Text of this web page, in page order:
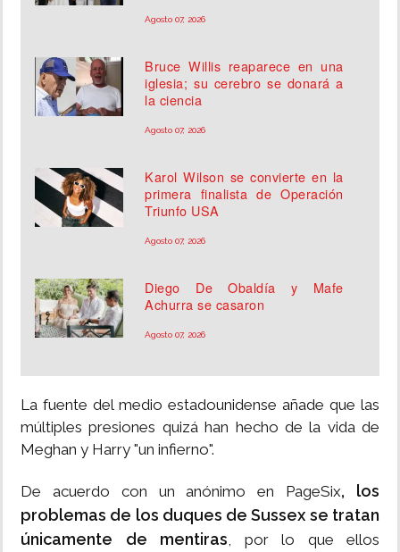
Agosto 07, 2026
Bruce Willis reaparece en una
iglesia; su cerebro se donará a
la ciencia
Agosto 07, 2026
Karol Wilson se convierte en la
primera finalista de Operación
Triunfo USA
Agosto 07, 2026
Diego De Obaldía y Mafe
Achurra se casaron
Agosto 07, 2026
La fuente del medio estadounidense añade que las
múltiples presiones quizá han hecho de la vida de
Meghan y Harry "un infierno".
De acuerdo con un anónimo en PageSix, los
problemas de los duques de Sussex se tratan
únicamente de mentiras, por lo que ellos